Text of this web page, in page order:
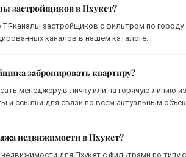
застройщиков в Пхукет?
каналы застройщиков с фильтром по
каналов в нашем каталоге.
забронировать квартиру?
менеджеру в личку или на горячую линию
и ссылки для связи по всем актуальным
недвижимости в Пхукет?
для Пхукет с фильтрами по типу